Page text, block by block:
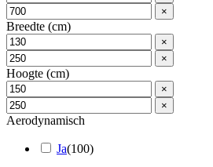
×
Breedte (cm)
×
×
Hoogte (cm)
×
×
Aerodynamisch
Ja(100)